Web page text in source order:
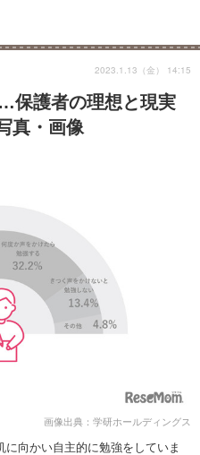
保護者の理想と現実
真・画像
2023.1.13（金） 14:15
画像出典：学研ホールディングス
向かい自主的に勉強をしていま